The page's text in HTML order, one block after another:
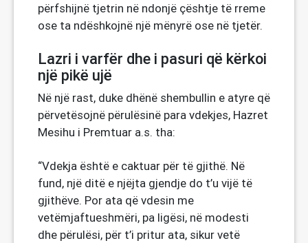
përfshijnë tjetrin në ndonjë çështje të rreme
ose ta ndëshkojnë një mënyrë ose në tjetër.
Lazri i varfër dhe i pasuri që kërkoi
një pikë ujë
Në një rast, duke dhënë shembullin e atyre që
përvetësojnë përulësinë para vdekjes, Hazret
Mesihu i Premtuar a.s. tha:
“Vdekja është e caktuar për të gjithë. Në
fund, një ditë e njëjta gjendje do t’u vijë të
gjithëve. Por ata që vdesin me
vetëmjaftueshmëri, pa ligësi, në modesti
dhe përulësi, për t’i pritur ata, sikur vetë